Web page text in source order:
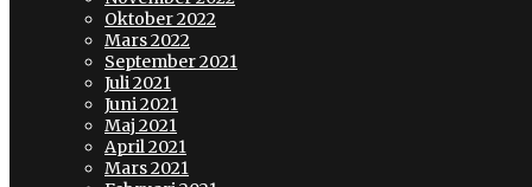
Oktober 2022
Mars 2022
September 2021
Juli 2021
Juni 2021
Maj 2021
April 2021
Mars 2021